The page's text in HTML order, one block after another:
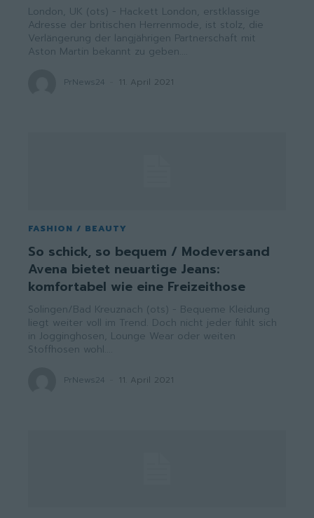
London, UK (ots) - Hackett London, erstklassige
Adresse der britischen Herrenmode, ist stolz, die
Verlängerung der langjährigen Partnerschaft mit
Aston Martin bekannt zu geben....
PrNews24 11. April 2021
FASHION / BEAUTY
So schick, so bequem / Modeversand
Avena bietet neuartige Jeans:
komfortabel wie eine Freizeithose
Solingen/Bad Kreuznach (ots) - Bequeme Kleidung
liegt weiter voll im Trend. Doch nicht jeder fühlt sich
in Jogginghosen, Lounge Wear oder weiten
Stoffhosen wohl....
PrNews24 11. April 2021